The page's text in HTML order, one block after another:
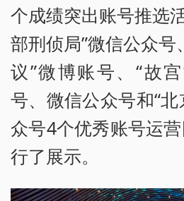
个成绩突出账号推选
部刑侦局”微信公众号
议”微博账号、“故
号、微信公众号和“
众号4个优秀账号运
行了展示。